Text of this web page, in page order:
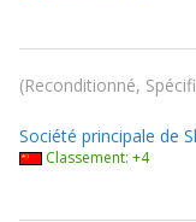
Reconditionné,
Société principale de
Classement: +4